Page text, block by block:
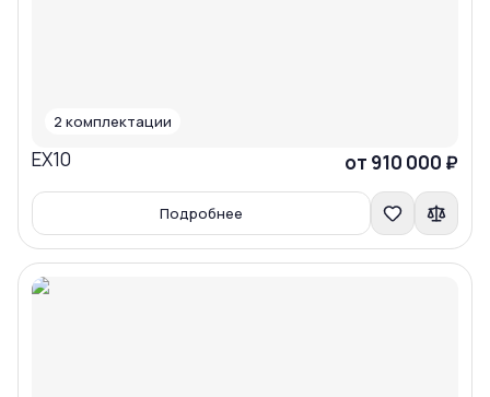
2 комплектации
EX10 от 910 000 ₽
Подробнее
Сравнить